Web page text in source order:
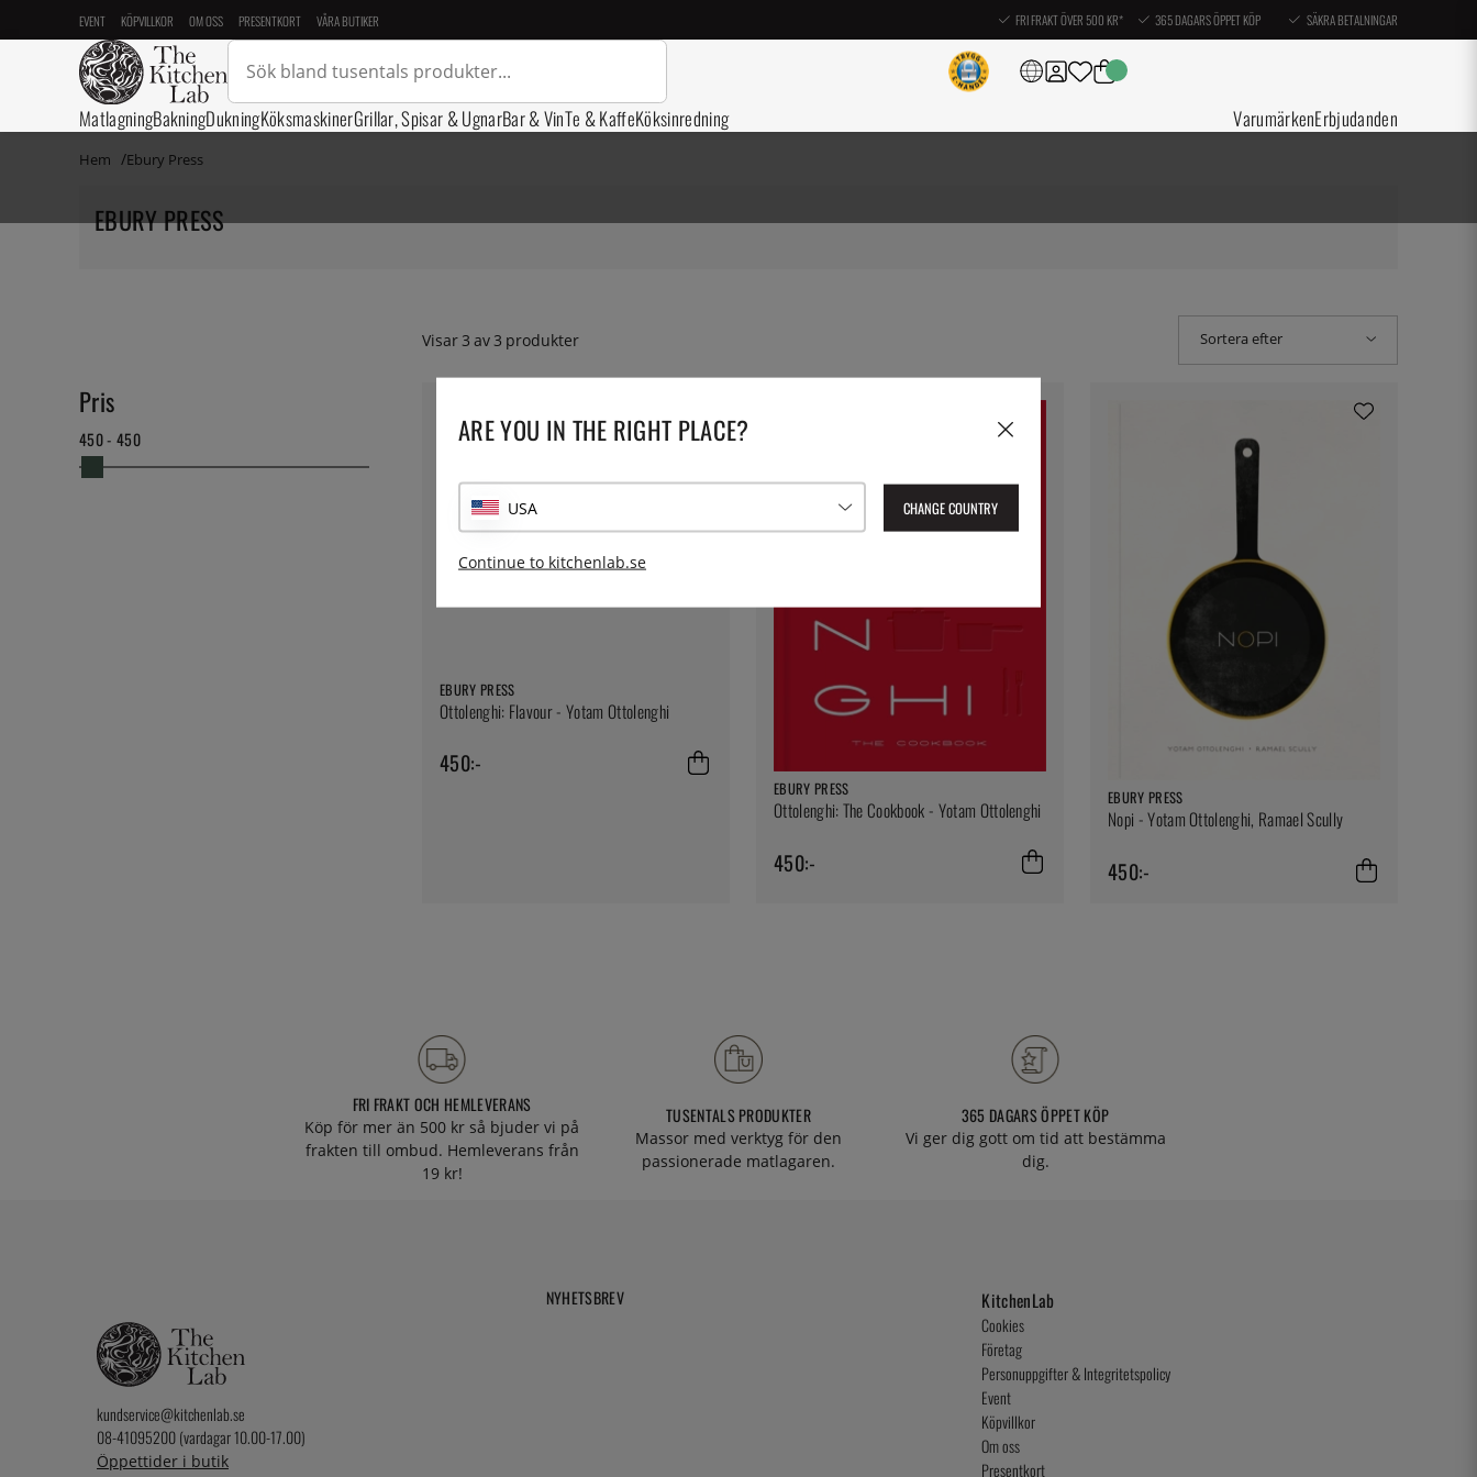
EVENT KÖPVILLKOR OM OSS PRESENTKORT VÅRA BUTIKER FRI FRAKT ÖVER 500 KR* 365 DAGARS ÖPPET KÖP SÄKRA BETALNINGAR
MatlagningBakningDukningKöksmaskinerGrillar, Spisar & UgnarBar & VinTe & KaffeKöksinredning VarumärkenErbjudanden
Hem Ebury Press
EBURY PRESS
Visar 3 av 3 produkter Sortera efter
Pris
450 - 450
EBURY PRESS
Ottolenghi: Flavour - Yotam Ottolenghi
450:-
EBURY PRESS
Ottolenghi: The Cookbook - Yotam Ottolenghi
450:-
EBURY PRESS
Nopi - Yotam Ottolenghi, Ramael Scully
450:-
FRI FRAKT OCH HEMLEVERANS
Köp för mer än 500 kr så bjuder vi på
frakten till ombud. Hemleverans från
19 kr!
TUSENTALS PRODUKTER
Massor med verktyg för den
passionerade matlagaren.
365 DAGARS ÖPPET KÖP
Vi ger dig gott om tid att bestämma
dig.
kundservice@kitchenlab.se
08-41095200 (vardagar 10.00-17.00)
Öppettider i butik
NYHETSBREV KitchenLab
Cookies
Företag
Personuppgifter & Integritetspolicy
Event
Köpvillkor
Om oss
Presentkort
ARE YOU IN THE RIGHT PLACE?
USA CHANGE COUNTRY
Continue to kitchenlab.se